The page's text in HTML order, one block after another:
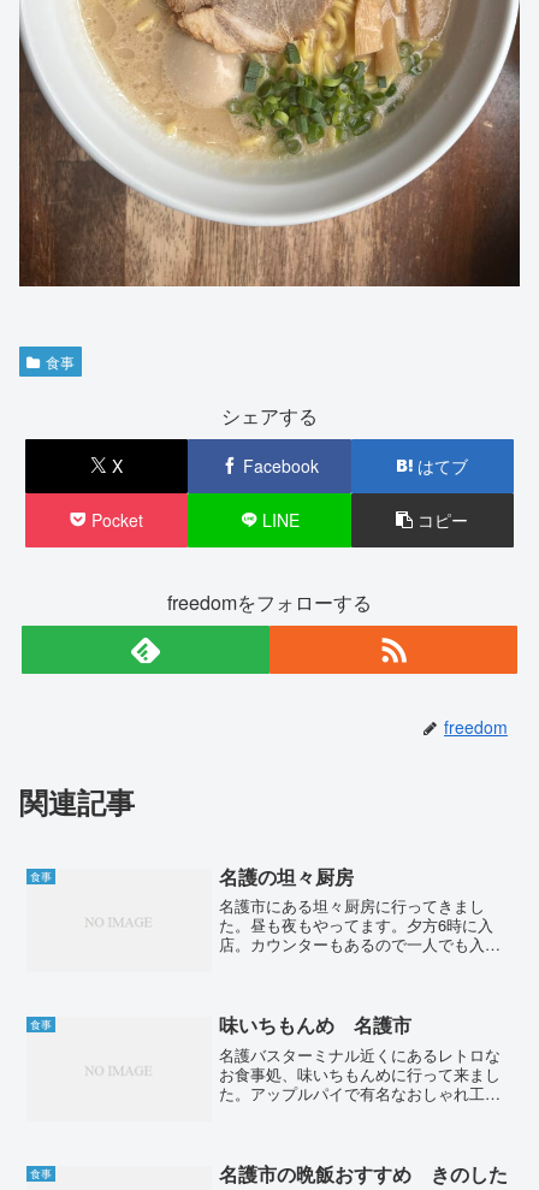
食事
シェアする
X Facebook はてブ
Pocket LINE コピー
freedomをフォローする
freedom
関連記事
食事 名護の坦々厨房
名護市にある坦々厨房に行ってきまし
た。昼も夜もやってます。夕方6時に入
店。カウンターもあるので一人でも入り
ですが、うまい。850円で...
食事 味いちもんめ 名護市
名護バスターミナル近くにあるレトロな
お食事処、味いちもんめに行って来まし
た。アップルパイで有名なおしゃれ工房
メです。牛肉そば650...
食事 名護市の晩飯おすすめ きのした